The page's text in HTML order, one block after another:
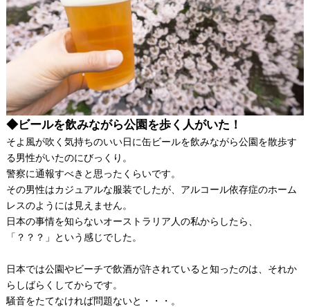
◆ビールを飲みながら公園を歩く人がいた！
そよ風が吹く気持ちのいい日に缶ビールを飲みながら公園を散歩す
る男性がいたのにびっくり。
警察に通報すべきと思ったくらいです。
その男性はカジュアルな服装でしたが、アルコール依存症のホーム
レスのようには見えません。
日本の事情を知らないオーストラリア人の私からしたら、
「？？？」という感じでした。
日本では公園やビーチで飲酒が許されていると知ったのは、それか
らしばらくしてからです。
騒音をたてなければ問題ないと・・・。